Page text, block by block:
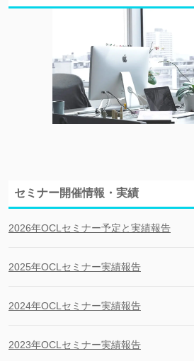
セミナー開催情報・実績
2026年OCLセミナー予定と実績報告
2025年OCLセミナー実績報告
2024年OCLセミナー実績報告
2023年OCLセミナー実績報告